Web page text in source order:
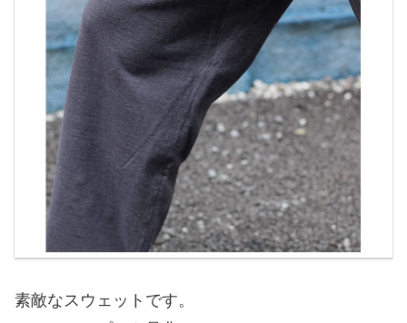
素敵なスウェットです。